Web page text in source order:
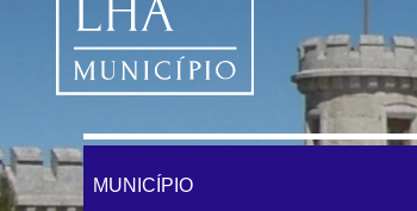
MUNICÍPIO